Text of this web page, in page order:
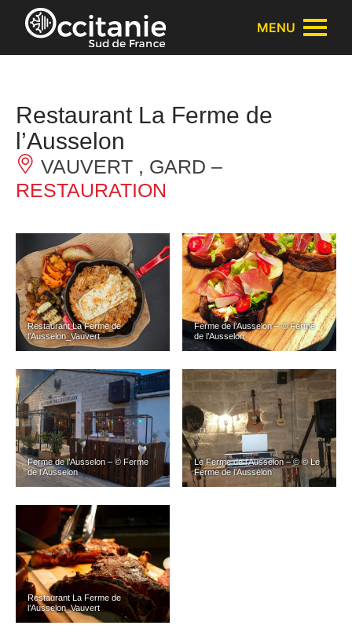
Panneau de gestion des cookies
MENU
Restaurant La Ferme de
l’Ausselon
VAUVERT , GARD –
RESTAURATION
Restaurant La Ferme de
l’Ausselon_Vauvert
Ferme de l’Ausselon – © Ferme
de l’Ausselon
Ferme de l’Ausselon – © Ferme
de l’Ausselon
Le Ferme de l’Ausselon – © © Le
Ferme de l’Ausselon
Restaurant La Ferme de
l’Ausselon_Vauvert